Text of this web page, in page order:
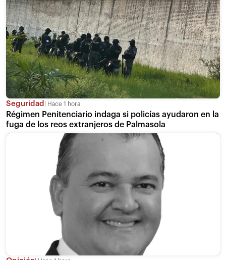
Seguridad Hace 1 hora
Régimen Penitenciario indaga si policías ayudaron en la
fuga de los reos extranjeros de Palmasola